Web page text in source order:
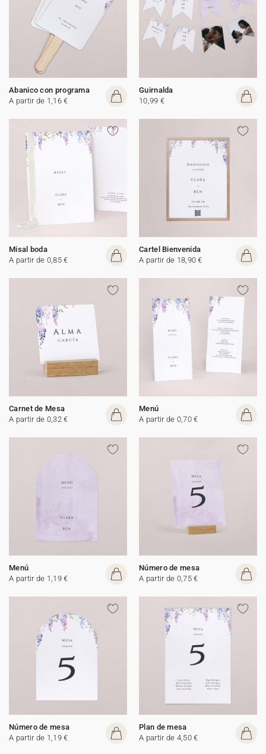
Abanico con programa
A partir de 1,16 €
Guirnalda
10,99 €
Misal boda
A partir de 0,85 €
Cartel Bienvenida
A partir de 18,90 €
Carnet de Mesa
A partir de 0,32 €
Menú
A partir de 0,70 €
Menú
A partir de 1,19 €
Número de mesa
A partir de 0,75 €
Número de mesa
A partir de 1,19 €
Plan de mesa
A partir de 4,50 €